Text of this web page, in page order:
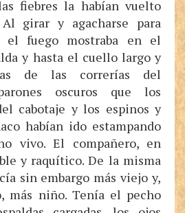
fiebres la habían vuelto
girar y agacharse para
el fuego mostraba en el
y hasta el cuello largo y
de las correrías del
oscuros que los
cabotaje y los espinos y
habían ido estampando
vivo. El compañero, en
y raquítico. De la misma
sin embargo más viejo y,
más niño. Tenía el pecho